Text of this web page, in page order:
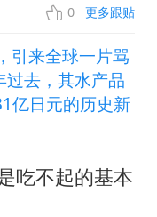
0 更多跟贴
引来全球一片骂
过去，其水产品
亿日元的历史新
吃不起的基本